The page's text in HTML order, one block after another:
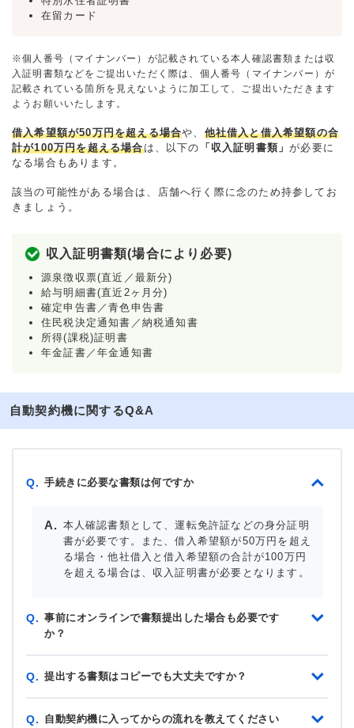
在留カード
※個人番号（マイナンバー）が記載されている本人確認書類または収
入証明書類などをご提出いただく際は、個人番号（マイナンバー）が
記載されている箇所を見えないように加工して、ご提出いただきます
ようお願いいたします。
借入希望額が50万円を超える場合や、 他社借入と借入希望額の合
計が100万円を超える場合は、以下の 「収入証明書類」が必要に
なる場合もあります。
該当の可能性がある場合は、店舗へ行く際に念のため持参してお
きましょう。
収入証明書類(場合により必要)
源泉徴収票(直近／最新分)
給与明細書(直近2ヶ月分)
確定申告書／青色申告書
住民税決定通知書／納税通知書
所得(課税)証明書
年金証書／年金通知書
自動契約機に関するQ&A
Q. 手続きに必要な書類は何ですか
本人確認書類として、運転免許証などの身分証明
書が必要です。また、借入希望額が50万円を超え
る場合・他社借入と借入希望額の合計が100万円
を超える場合は、収入証明書が必要となります。
Q. 事前にオンラインで書類提出した場合も必要です
か？
Q. 提出する書類はコピーでも大丈夫ですか？
Q. 自動契約機に入ってからの流れを教えてください